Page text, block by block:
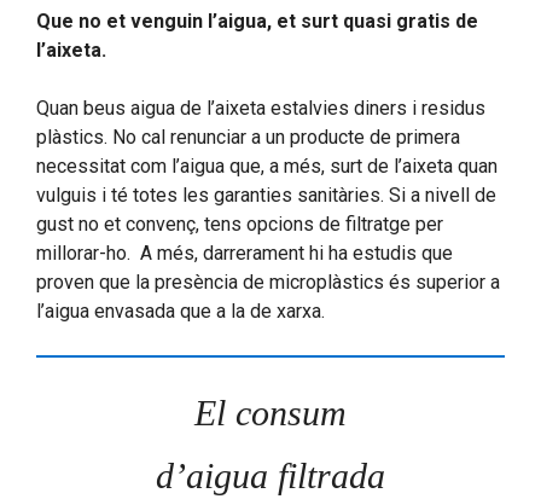
Que no et venguin l’aigua, et surt quasi gratis de
l’aixeta.
Quan beus aigua de l’aixeta estalvies diners i residus
plàstics. No cal renunciar a un producte de primera
necessitat com l’aigua que, a més, surt de l’aixeta quan
vulguis i té totes les garanties sanitàries. Si a nivell de
gust no et convenç, tens opcions de filtratge per
millorar-ho. A més, darrerament hi ha estudis que
proven que la presència de microplàstics és superior a
l’aigua envasada que a la de xarxa.
El consum
d’aigua filtrada